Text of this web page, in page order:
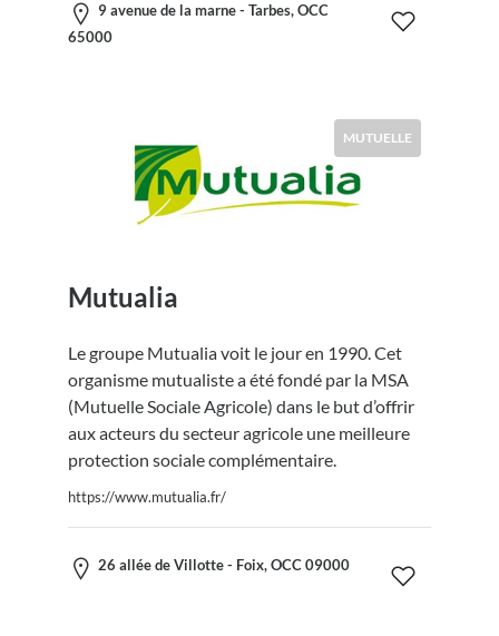
9 avenue de la marne - Tarbes, OCC
65000
MUTUELLE
Mutualia
Le groupe Mutualia voit le jour en 1990. Cet
organisme mutualiste a été fondé par la MSA
(Mutuelle Sociale Agricole) dans le but d’offrir
aux acteurs du secteur agricole une meilleure
protection sociale complémentaire.
https://www.mutualia.fr/
26 allée de Villotte - Foix, OCC 09000